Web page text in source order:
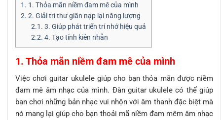
1. 1. Thỏa mãn niềm đam mê của mình
2. 2. Giải trí thư giãn nạp lại năng lượng
2.1. 3. Giúp phát triển trí nhớ hiệu quả
2.2. 4. Tạo tính kiên nhẫn
1. Thỏa mãn niềm đam mê của mình
Việc chơi guitar ukulele giúp cho bạn thỏa mãn được niềm
đam mê âm nhạc của mình. Đàn guitar ukulele có thể giúp
bạn chơi những bản nhạc vui nhộn với âm thanh đặc biệt mà
nó mang lại giúp cho bạn thoải mã niềm đam mêm âm nhạc